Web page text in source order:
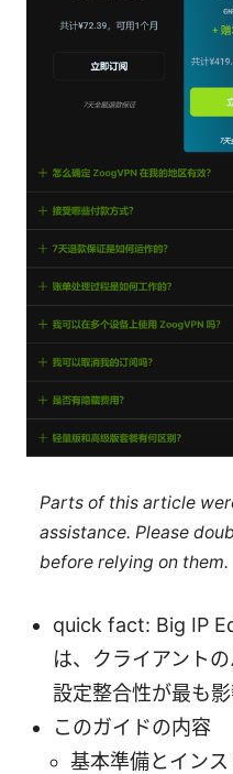
Parts of this article
assistance. Please
before relying on them.
quick fact: Big IP
は、クライアント
設定整合性が最も影
このガイドの内容
基本準備とイン